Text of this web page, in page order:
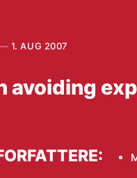
1. AUG 2007
avoiding